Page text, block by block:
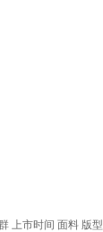
上市时间 面料 版型